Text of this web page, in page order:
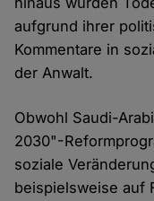
aufgrund ihrer
Kommentare in
der Anwalt.
Obwohl Saudi-
2030"-
soziale
beispielsweise auf